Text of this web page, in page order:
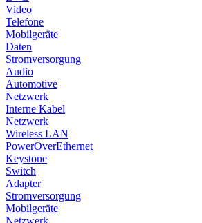
Video
Telefone
Mobilgeräte
Daten
Stromversorgung
Audio
Automotive
Netzwerk
Interne Kabel
Netzwerk
Wireless LAN
PowerOverEthernet
Keystone
Switch
Adapter
Stromversorgung
Mobilgeräte
Netzwerk